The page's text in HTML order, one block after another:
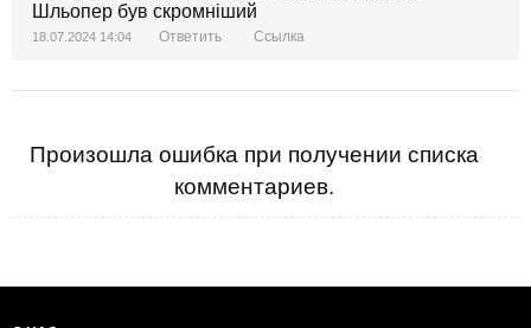
Шльопер був скромніший
18.07.2024 14:04 Ответить Ссылка
Произошла ошибка при получении списка
комментариев.